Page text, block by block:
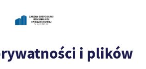
i plików